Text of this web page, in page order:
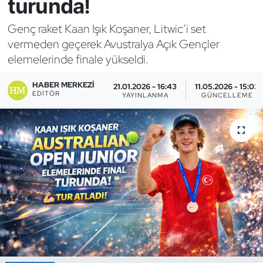
turunda!
Genç raket Kaan Işık Koşaner, Litwic’i set
vermeden geçerek Avustralya Açık Gençler
elemelerinde finale yükseldi.
HABER MERKEZI
EDITÖR
21.01.2026 - 16:43
YAYINLANMA
11.05.2026 - 15:03
GÜNCELLEME
Boks
Briç
Buz Hokeyi
Buz Pateni
Çim Hokeyi
Cimnastik
Curling